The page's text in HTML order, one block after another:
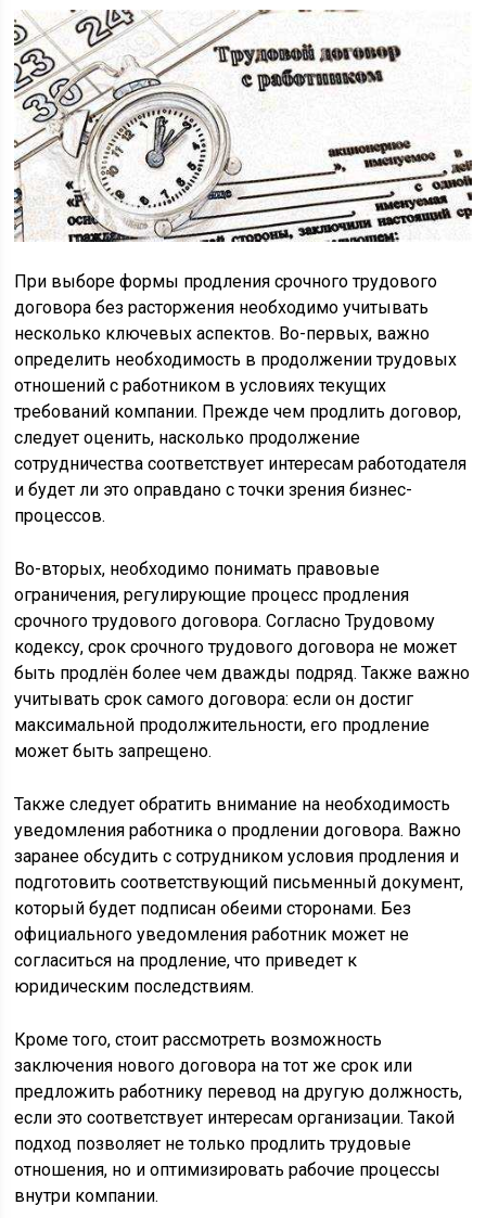
При выборе формы продления срочного трудового
договора без расторжения необходимо учитывать
несколько ключевых аспектов. Во-первых, важно
определить необходимость в продолжении трудовых
отношений с работником в условиях текущих
требований компании. Прежде чем продлить договор,
следует оценить, насколько продолжение
сотрудничества соответствует интересам работодателя
и будет ли это оправдано с точки зрения бизнес-
процессов.
Во-вторых, необходимо понимать правовые
ограничения, регулирующие процесс продления
срочного трудового договора. Согласно Трудовому
кодексу, срок срочного трудового договора не может
быть продлён более чем дважды подряд. Также важно
учитывать срок самого договора: если он достиг
максимальной продолжительности, его продление
может быть запрещено.
Также следует обратить внимание на необходимость
уведомления работника о продлении договора. Важно
заранее обсудить с сотрудником условия продления и
подготовить соответствующий письменный документ,
который будет подписан обеими сторонами. Без
официального уведомления работник может не
согласиться на продление, что приведет к
юридическим последствиям.
Кроме того, стоит рассмотреть возможность
заключения нового договора на тот же срок или
предложить работнику перевод на другую должность,
если это соответствует интересам организации. Такой
подход позволяет не только продлить трудовые
отношения, но и оптимизировать рабочие процессы
внутри компании.